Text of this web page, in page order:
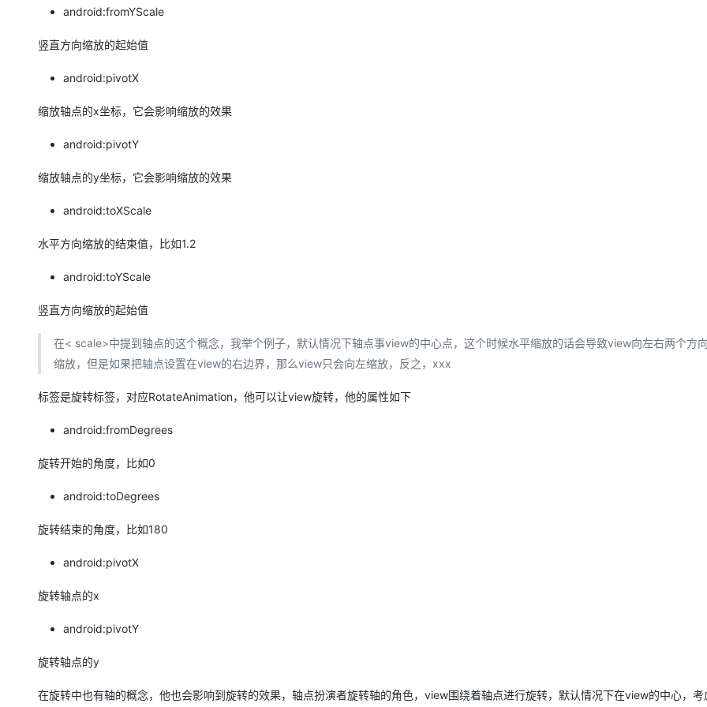
android:fromYScale
竖直方向缩放的起始值
android:pivotX
缩放轴点的x坐标，它会影响缩放的效果
android:pivotY
缩放轴点的y坐标，它会影响缩放的效果
android:toXScale
水平方向缩放的结束值，比如1.2
android:toYScale
竖直方向缩放的起始值
在< scale>中提到轴点的这个概念，我举个例子，默认情况下轴点事view的中心点，这个时候水平缩放的话会导致view向左右两个方
缩放，但是如果把轴点设置在view的右边界，那么view只会向左缩放，反之，xxx
标签是旋转标签，对应RotateAnimation，他可以让view旋转，他的属性如下
android:fromDegrees
旋转开始的角度，比如0
android:toDegrees
旋转结束的角度，比如180
android:pivotX
旋转轴点的x
android:pivotY
旋转轴点的y
在旋转中也有轴的概念，他也会影响到旋转的效果，轴点扮演者旋转轴的角色，view围绕着轴点进行旋转，默认情况下在view的中心，考